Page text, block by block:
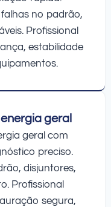
no padrão,
Profissional
estabilidade
geral
geral com
preciso.
disjuntores,
Profissional
segura,